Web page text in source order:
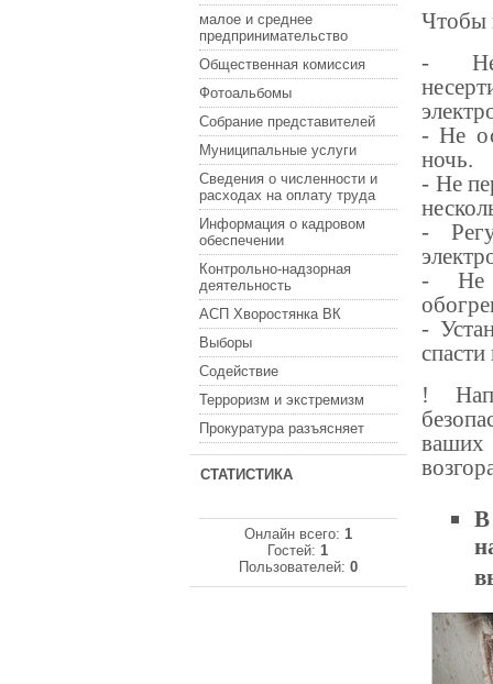
малое и среднее
предпринимательство
Общественная комиссия
Фотоальбомы
Собрание представителей
Муниципальные услуги
Сведения о численности и
расходах на оплату труда
Информация о кадровом
обеспечении
Контрольно-надзорная
деятельность
АСП Хворостянка ВК
Выборы
Содействие
Терроризм и экстремизм
Прокуратура разъясняет
СТАТИСТИКА
Онлайн всего: 1
Гостей:1
Пользователей: 0
Чтобы
- Не
- Не
ночь.
- Не
-
- Не
-
!
В